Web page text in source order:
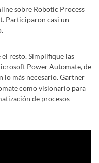
sobre Robotic Process
Participaron casi un
resto. Simplifique las
Power Automate, de
lo más necesario. Gartner
como visionario para
de procesos